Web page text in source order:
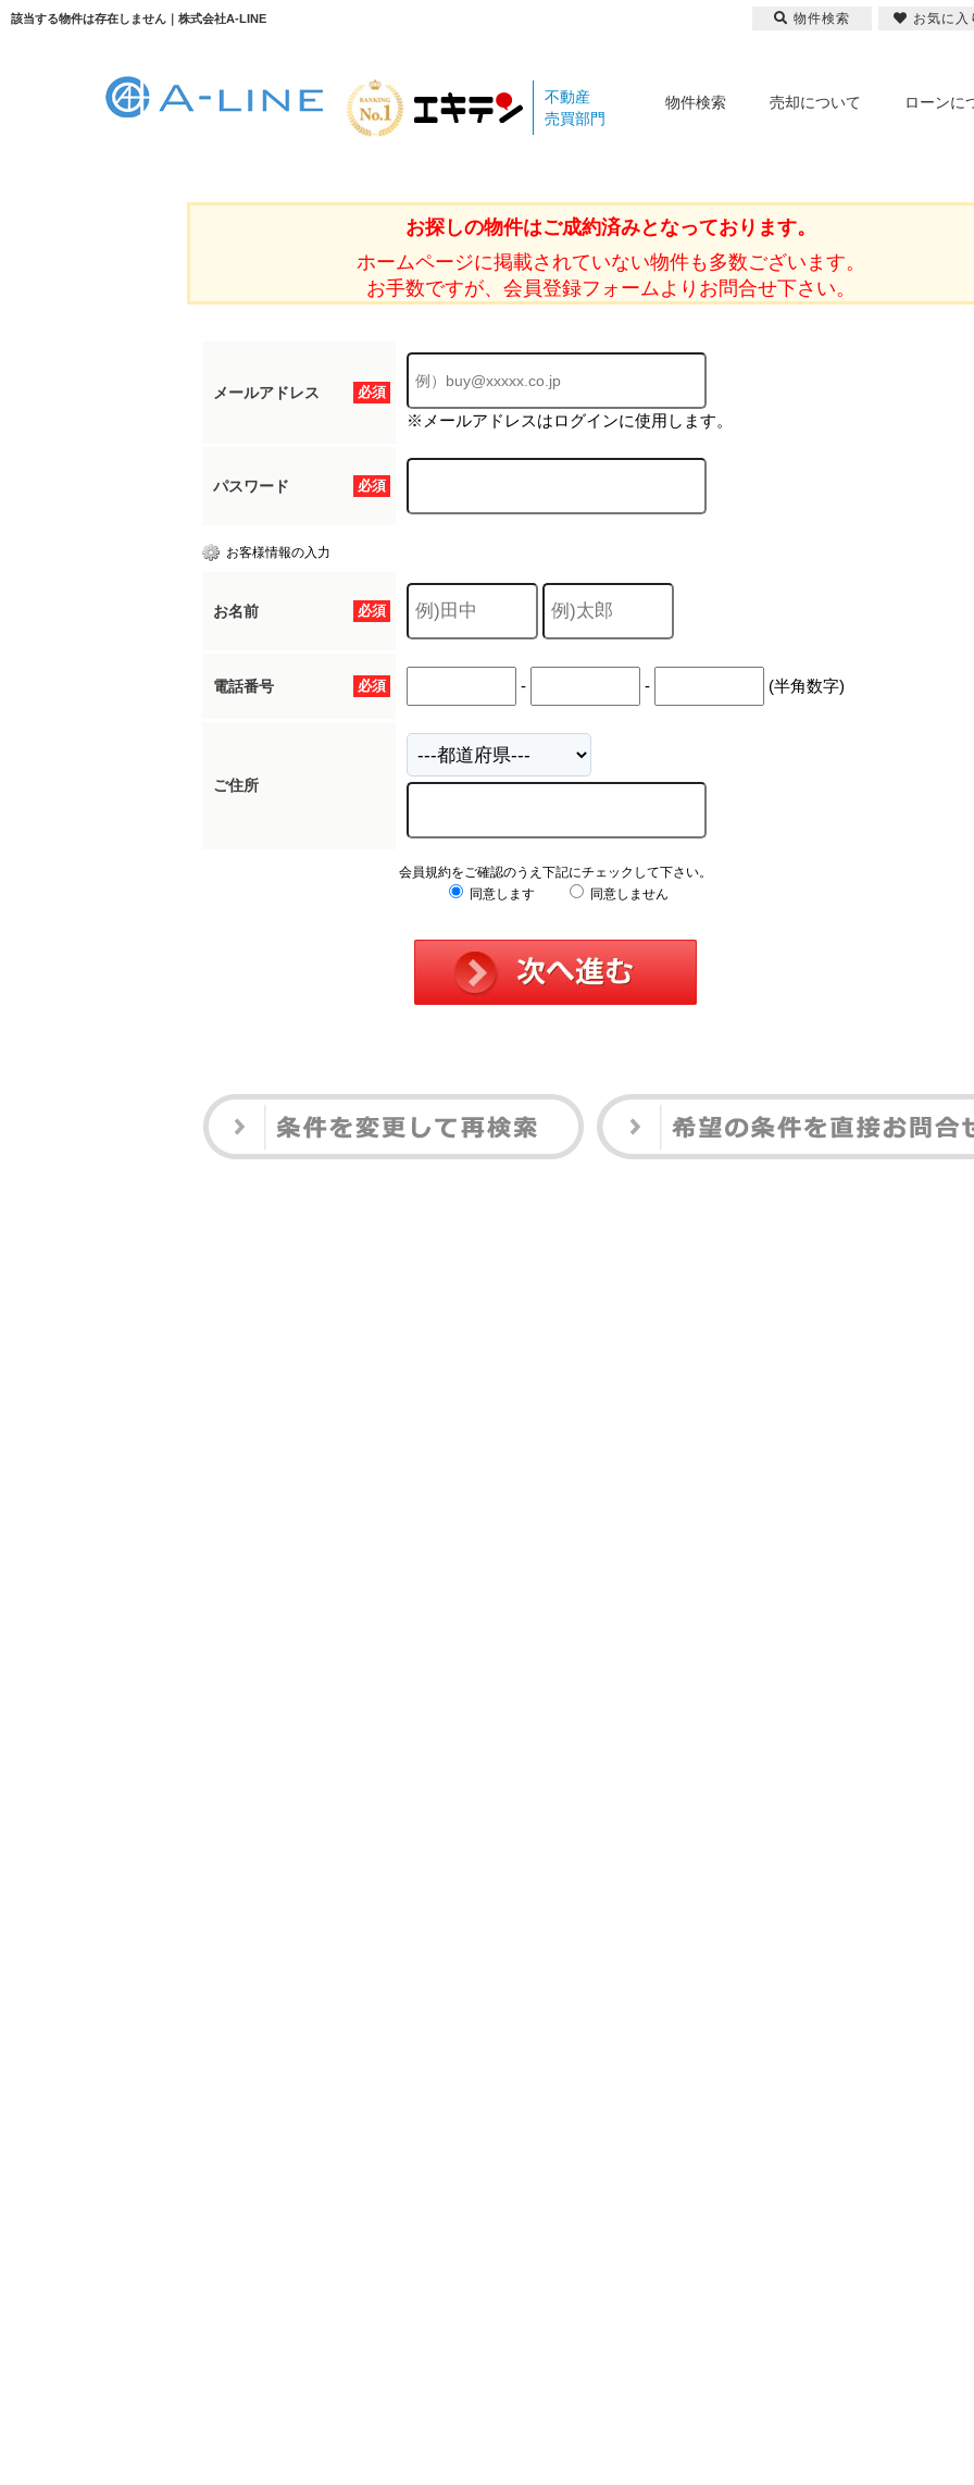
該当する物件は存在しません｜株式会社A-LINE
不動産
売買部門
物件検索 売却について ローンに
お探しの物件はご成約済みとなっております。
ホームページに掲載されていない物件も多数ございます。
お手数ですが、会員登録フォームよりお問合せ下さい。
必須
メールアドレス
※メールアドレスはログインに使用します。
必須
パスワード
お客様情報の入力
必須
お名前
必須
電話番号 - - (半角数字)
ご住所
会員規約をご確認のうえ下記にチェックして下さい。
同意します
同意しません
物件検索 お気に入